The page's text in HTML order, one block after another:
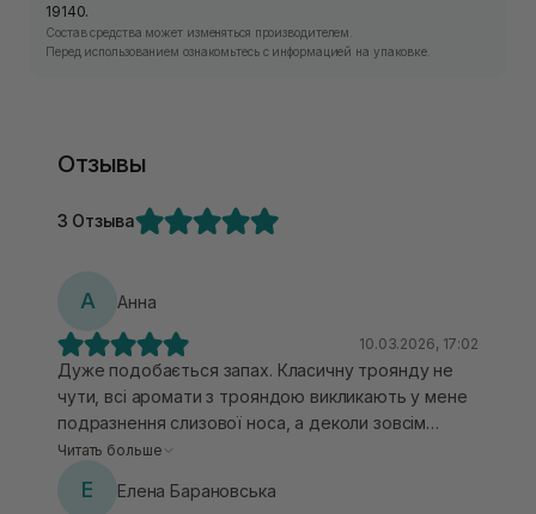
19140.
Состав средства может изменяться производителем.
Перед использованием ознакомьтесь с информацией на упаковке.
Отзывы
3 Отзыва
А Анна
10.03.2026, 17:02
Дуже подобається запах. Класичну троянду не
чути, всі аромати з трояндою викликають у мене
подразнення слизової носа, а деколи зовсім
агресимні аромати провокують алергію. Тут
ноткою. Таке ніби ви нанесли свої жіночи парвуми
Читать больше
Е Елена Барановська